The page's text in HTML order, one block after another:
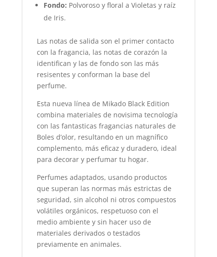
Fondo: Polvoroso y floral a Violetas y raíz
de Iris.
Las notas de salida son el primer contacto
con la fragancia, las notas de corazón la
identifican y las de fondo son las más
resisentes y conforman la base del
perfume.
Esta nueva línea de Mikado Black Edition
combina materiales de novisima tecnología
con las fantasticas fragancias naturales de
Boles d’olor, resultando en un magnífico
complemento, más eficaz y duradero, ideal
para decorar y perfumar tu hogar.
Perfumes adaptados, usando productos
que superan las normas más estrictas de
seguridad, sin alcohol ni otros compuestos
volátiles orgánicos, respetuoso con el
medio ambiente y sin hacer uso de
materiales derivados o testados
previamente en animales.